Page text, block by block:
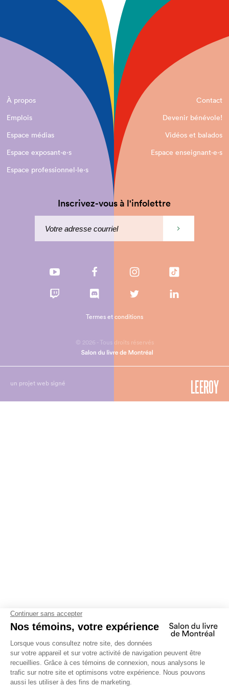
À propos
Contact
Emplois
Devenir bénévole!
Espace médias
Vidéos et balados
Espace exposant·e⋅s
Espace enseignant·e⋅s
Espace professionnel·le⋅s
Inscrivez-vous à l'infolettre
© 2026 - Tous droits réservés
Termes et conditions
un projet web signé